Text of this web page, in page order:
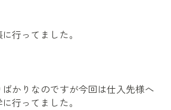
行ってました。
かりなのですが今回は仕入先様へ
行ってました。